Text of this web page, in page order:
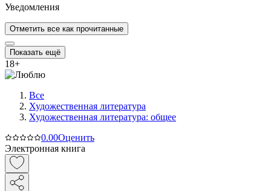
Уведомления
Отметить все как прочитанные
Показать ещё
18+
Все
Художественная литература
Художественная литература: общее
0.00Оценить
Электронная книга